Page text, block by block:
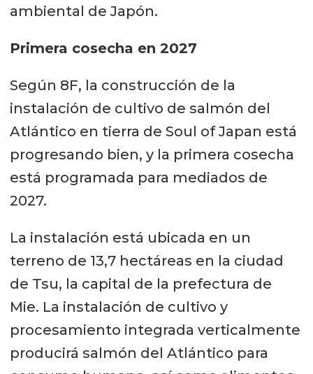
ambiental de Japón.
Primera cosecha en 2027
Según 8F, la construcción de la
instalación de cultivo de salmón del
Atlántico en tierra de Soul of Japan está
progresando bien, y la primera cosecha
está programada para mediados de
2027.
La instalación está ubicada en un
terreno de 13,7 hectáreas en la ciudad
de Tsu, la capital de la prefectura de
Mie. La instalación de cultivo y
procesamiento integrada verticalmente
producirá salmón del Atlántico para